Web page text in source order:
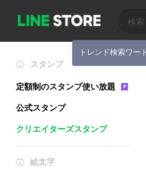
トレンド検索ワー
スタンプ
定額制のスタンプ使い放題
公式スタンプ
クリエイターズスタンプ
絵文字